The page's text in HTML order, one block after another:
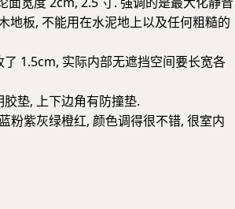
地板, 不能用在水泥地上以及任何粗糙的
1.5cm, 实际内部无遮挡空间要长宽各
垫, 上下边角有防撞垫.
粉紫灰绿橙红, 颜色调得很不错, 很室内